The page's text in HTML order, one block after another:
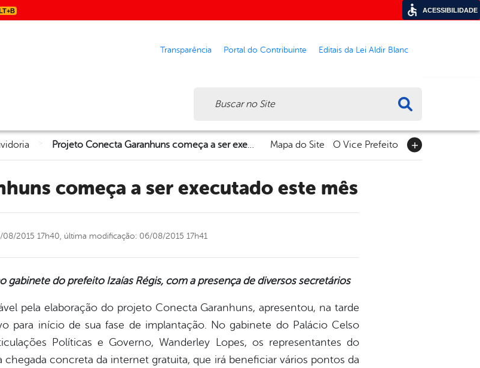
Transparência Portal do Contribuinte Editais da Lei Aldir Blanc
Projeto Conecta Garanhuns começa a ser executado este mês Mapa do Site O Vice Prefeito
começa a ser executado este mês
2015 17h40, última modificação: 06/08/2015 17h41
do prefeito Izaías Régis, com a presença de diversos secretários
pela elaboração do projeto Conecta Garanhuns, apresentou, na tarde
para início de sua fase de implantação. No gabinete do Palácio Celso
Políticas e Governo, Wanderley Lopes, os representantes do
chegada concreta da internet gratuita, que irá beneficiar vários pontos da
ACESSIBILIDADE